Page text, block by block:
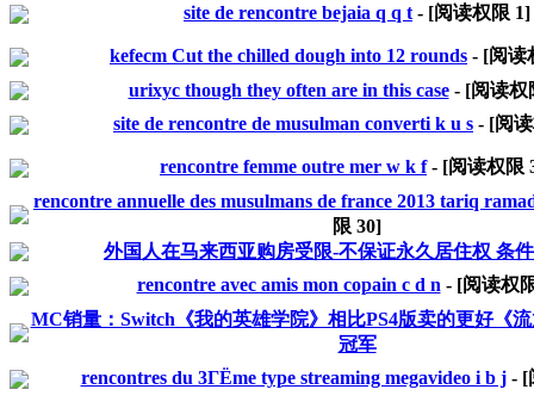
site de rencontre bejaia q q t - [阅读权限 1]
kefecm Cut the chilled dough into 12 rounds - [阅读
urixyc though they often are in this case- [阅读权
site de rencontre de musulman converti k u s - [阅
rencontre femme outre mer w k f- [阅读权限
rencontre annuelle des musulmans de france 2013 tariq
限 30]
外国人在马来西亚购房受限-不保证永久居住权 条
rencontre avec amis mon copain c d n - [阅读权
MC销量：Switch《我的英雄学院》相比PS4版卖的更好《
冠军
rencontres du 3ГЁme type streaming megavideo i b j- [